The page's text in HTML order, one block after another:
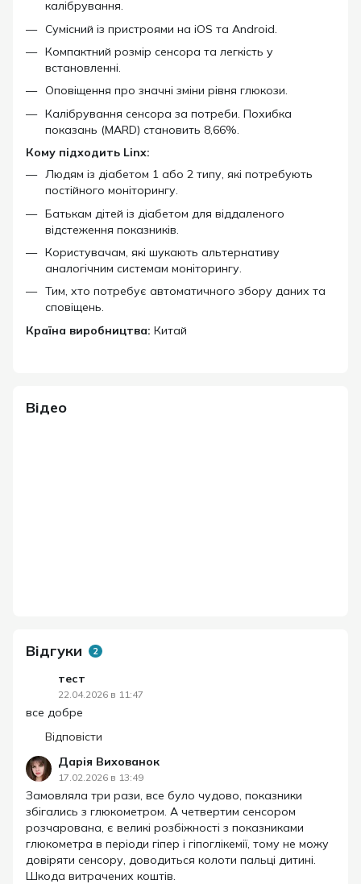
калібрування.
Сумісний із пристроями на iOS та Android.
Компактний розмір сенсора та легкість у
встановленні.
Оповіщення про значні зміни рівня глюкози.
Калібрування сенсора за потреби. Похибка
показань (MARD) становить 8,66%.
Кому підходить Linx:
Людям із діабетом 1 або 2 типу, які потребують
постійного моніторингу.
Батькам дітей із діабетом для віддаленого
відстеження показників.
Користувачам, які шукають альтернативу
аналогічним системам моніторингу.
Тим, хто потребує автоматичного збору даних та
сповіщень.
Країна виробництва: Китай
Відео
Відгуки 2
тест
22.04.2026 в 11:47
все добре
Відповісти
Дарія Вихованок
17.02.2026 в 13:49
Замовляла три рази, все було чудово, показники
збігались з глюкометром. А четвертим сенсором
розчарована, є великі розбіжності з показниками
глюкометра в періоди гіпер і гіпоглікемії, тому не можу
довіряти сенсору, доводиться колоти пальці дитині.
Шкода витрачених коштів.